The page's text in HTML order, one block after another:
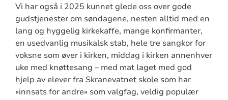
Vi har også i 2025 kunnet glede oss over gode
gudstjenester om søndagene, nesten alltid med en
lang og hyggelig kirkekaffe, mange konfirmanter,
en usedvanlig musikalsk stab, hele tre sangkor for
voksne som øver i kirken, middag i kirken annenhver
uke med knøttesang – med mat laget med god
hjelp av elever fra Skranevatnet skole som har
«innsats for andre» som valgfag, veldig populær